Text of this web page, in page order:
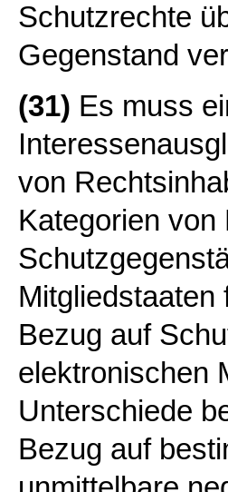
Schutzrechte
Gegenstand
(31) Es muss
von
Kategorien
Mitgliedstaaten
Bezug auf
elektronischen
Unterschiede
Bezug auf